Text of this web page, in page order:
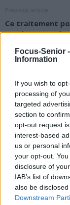
Focus-Senior -
Information
If you wish to
processing of
targeted
section to
opt-out request
interest-based
us or personal
your opt-out.
disclosure of
IAB’s list of
also be
Downstream
Ce traitement
vessie causerait
RELATED